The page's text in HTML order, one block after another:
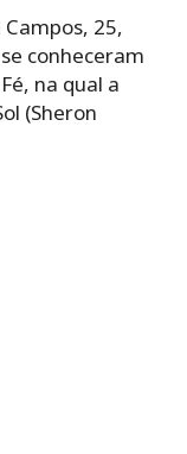
25,
conheceram
na qual a
(Sheron